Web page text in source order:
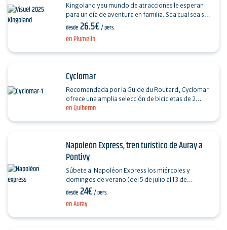
en Plumelin
Kingoland y su mundo de atracciones le esperan
para un día de aventura en familia. Sea cual sea su
edad, encontrará más de 40 atracciones que le…
desde 26.5€/ pers.
en Quiberon
Cyclomar
Recomendada por la Guide du Routard, Cyclomar
ofrece una amplia selección de bicicletas de 2
ruedas, bicicletas de montaña, VTC, tándems,
en Auray
Napoleón Express, tren turístico de Auray a
Pontivy
Súbete al Napoléon Express los miércoles y
domingos de verano (del 5 de julio al 13 de
septiembre de 2026) para descubrir el valle del
Blavet, entre…
desde 24€/ pers.